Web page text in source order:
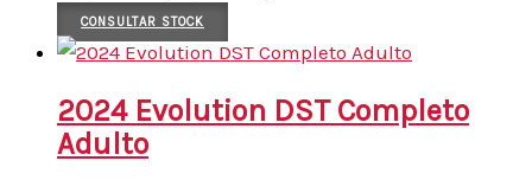
CONSULTAR STOCK
2024 Evolution DST Completo
Adulto